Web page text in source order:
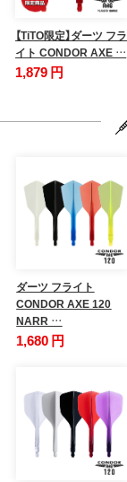
【TiTO限定】ダーツ フラ
イト CONDOR AXE …
1,879 円
ダーツ フライト
CONDOR AXE 120
NARR …
1,680 円